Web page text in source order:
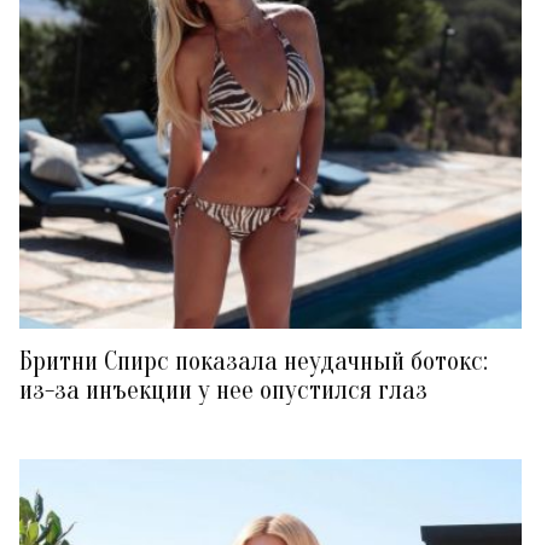
Бритни Спирс показала неудачный ботокс:
из-за инъекции у нее опустился глаз